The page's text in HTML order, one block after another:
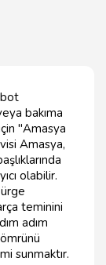
bakıma
"Amasya
Amasya,
olabilir.
teminini
adım
sunmaktır.